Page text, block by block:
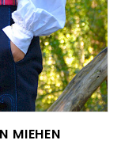
MIEHEN